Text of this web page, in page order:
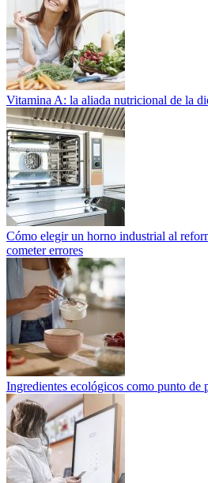
Vitamina A: la aliada nutricional de la
Cómo elegir un horno industrial al
cometer errores
Ingredientes ecológicos como punto de